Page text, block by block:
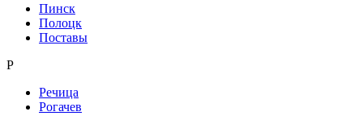
Пинск
Полоцк
Поставы
Р
Речица
Рогачев